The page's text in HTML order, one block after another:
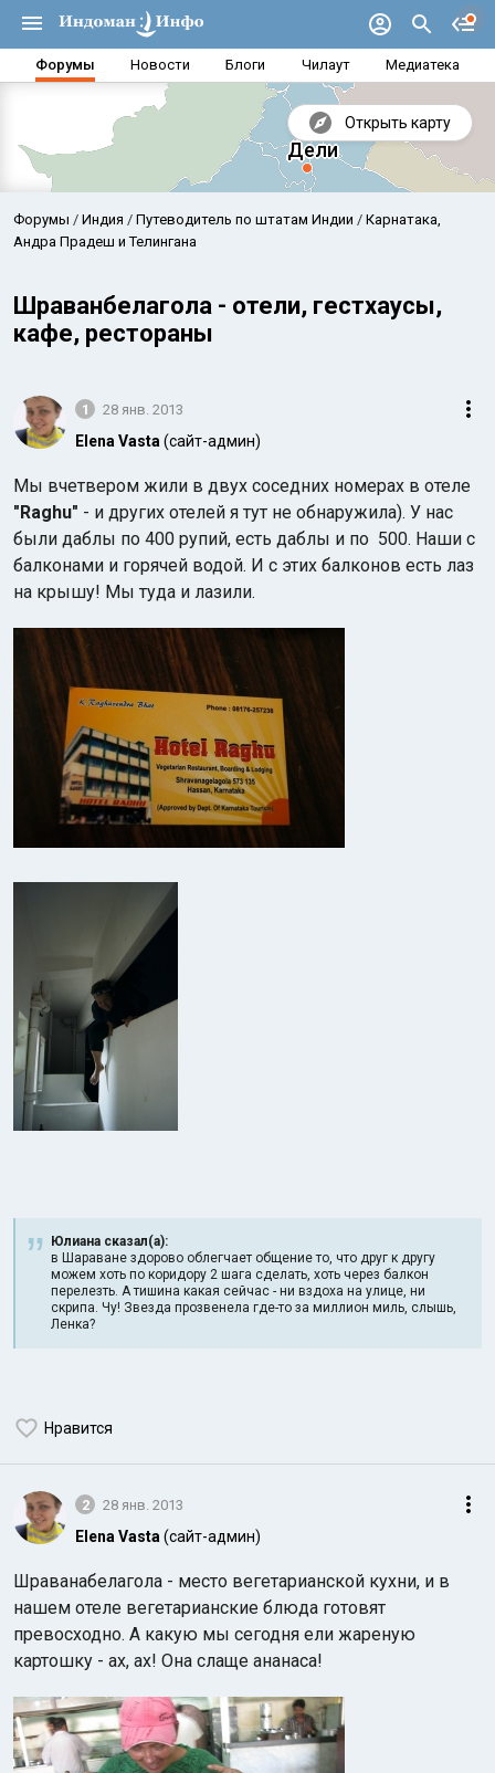
Форумы Новости Блоги Чилаут Медиатека
Открыть карту
Аравийское море
Форумы Индия Путеводитель по штатам Индии
Карнатака,
Андра Прадеш и Телингана
Шраванбелагола - отели, гестхаусы,
кафе, рестораны
1 28 янв. 2013
Elena Vasta (сайт-админ)
Мы вчетвером жили в двух соседних номерах в отеле
"Raghu" - и других отелей я тут не обнаружила). У нас
были даблы по 400 рупий, есть даблы и по 500. Наши с
балконами и горячей водой. И с этих балконов есть лаз
на крышу! Мы туда и лазили.
Юлиана сказал(а):
в Шараване здорово облегчает общение то, что друг к другу
можем хоть по коридору 2 шага сделать, хоть через балкон
перелезть. А тишина какая сейчас - ни вздоха на улице, ни
скрипа. Чу! Звезда прозвенела где-то за миллион миль, слышь,
Ленка?
Нравится
2 28 янв. 2013
Elena Vasta (сайт-админ)
Шраванабелагола - место вегетарианской кухни, и в
нашем отеле вегетарианские блюда готовят
превосходно. А какую мы сегодня ели жареную
картошку - ах, ах! Она слаще ананаса!